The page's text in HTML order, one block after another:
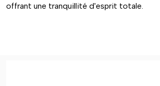
offrant une tranquillité d'esprit totale.